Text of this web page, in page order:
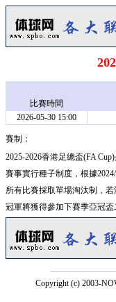
比賽時間
2026-05-30 15:00
賽制：
2025-2026香港足總盃(FA
賽事實行種子制度，根據
所有比賽採取單場淘汰制，
冠軍將獲得參加下賽季亞冠盃
Copyright (c) 2003-